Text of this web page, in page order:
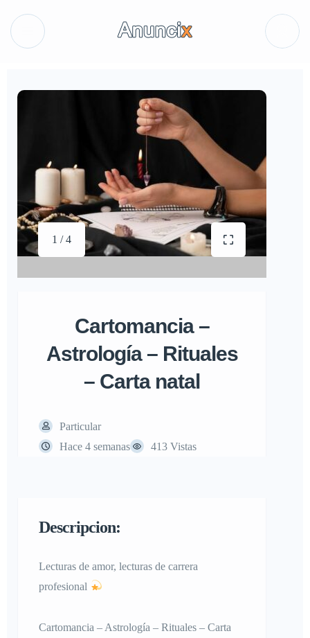
1 / 4
Cartomancia –
Astrología – Rituales
– Carta natal
Particular
Hace 4 semanas
413 Vistas
Descripcion:
Lecturas de amor, lecturas de carrera
profesional
Cartomancia – Astrología – Rituales – Carta